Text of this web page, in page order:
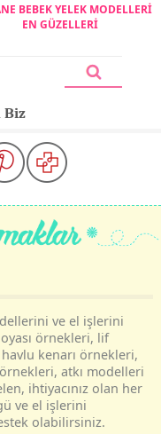
BEBEK YELEK MODELLERİ
EN GÜZELLERİ
Biz
ve el işlerini
örnekleri, lif
kenarı örnekleri,
atkı modelleri
ihtiyacınız olan her
ve el işlerini
olabilirsiniz.